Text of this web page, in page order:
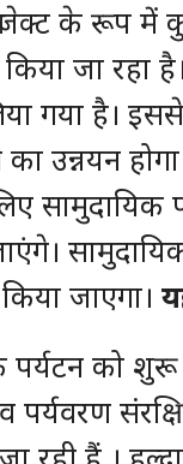
के रूप में
जा रहा है।
गया है। इससे
उन्नयन
सामुदायिक
जाएगा।
को शुरू
पर्यवरण